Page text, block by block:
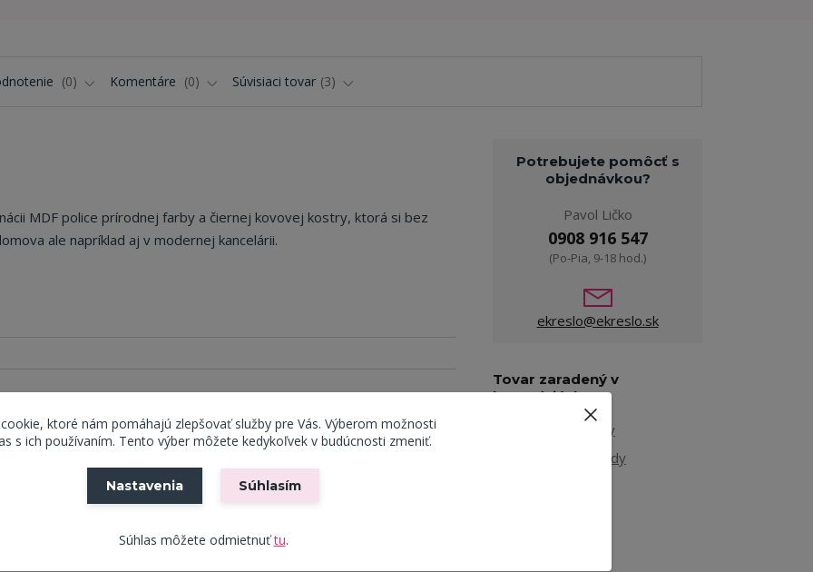
0 Komentáre 0 Súvisiaci tovar 3
MDF police prírodnej farby a čiernej kovovej kostry, ktorá si bez
ale napríklad aj v modernej kancelárii.
Potrebujete pomôcť s
objednávkou?
Pavol Ličko
0908 916 547
(Po-Pia, 9-18 hod.)
ekreslo@ekreslo.sk
Tovar zaradený v
kategóriách
Bytové doplnky
Regále a komody
ktoré nám pomáhajú zlepšovať služby pre Vás. Výberom možnosti
s ich používaním. Tento výber môžete kedykoľvek v budúcnosti zmeniť.
Nastavenia Súhlasím
Súhlas môžete odmietnuťtu.